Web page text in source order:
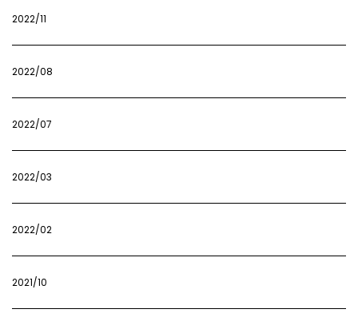
2022/11
2022/08
2022/07
2022/03
2022/02
2021/10